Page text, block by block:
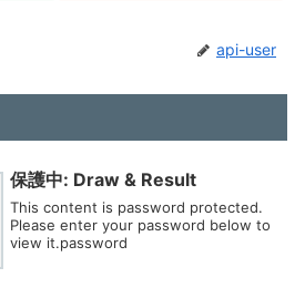
api-user
保護中: Draw & Result
This content is password protected.
Please enter your password below to
view it.password